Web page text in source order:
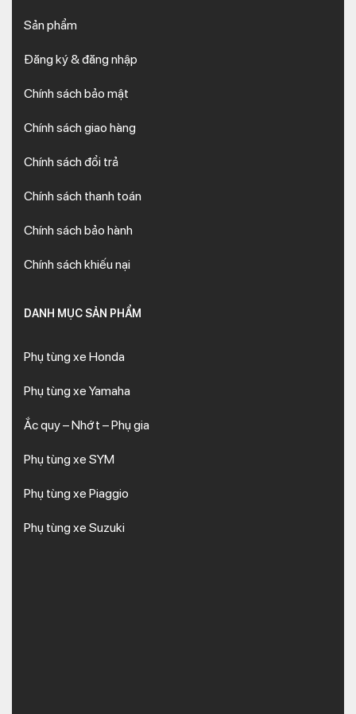
Sản phẩm
Đăng ký & đăng nhập
Chính sách bảo mật
Chính sách giao hàng
Chính sách đổi trả
Chính sách thanh toán
Chính sách bảo hành
Chính sách khiếu nại
DANH MỤC SẢN PHẨM
Phụ tùng xe Honda
Phụ tùng xe Yamaha
Ắc quy – Nhớt – Phụ gia
Phụ tùng xe SYM
Phụ tùng xe Piaggio
Phụ tùng xe Suzuki